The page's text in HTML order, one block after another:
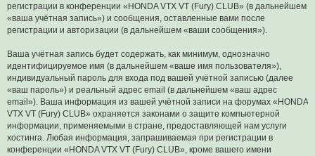
регистрации в конференции «HONDA VTX VT (Fury) CLUB» (в дальнейшем
«ваша учётная запись») и сообщения, оставленные вами после
регистрации и авторизации (в дальнейшем «ваши сообщения»).
Ваша учётная запись будет содержать, как минимум, однозначно
идентифицируемое имя (в дальнейшем «ваше имя пользователя»),
индивидуальный пароль для входа под вашей учётной записью (далее
«ваш пароль») и реальный адрес email (в дальнейшем «ваш адрес
email»). Ваша информация из вашей учётной записи на форумах «HONDA
VTX VT (Fury) CLUB» охраняется законами о защите компьютерной
информации, применяемыми в стране, предоставляющей нам услуги
хостинга. Любая информация, запрашиваемая при регистрации в
конференции «HONDA VTX VT (Fury) CLUB», кроме вашего имени